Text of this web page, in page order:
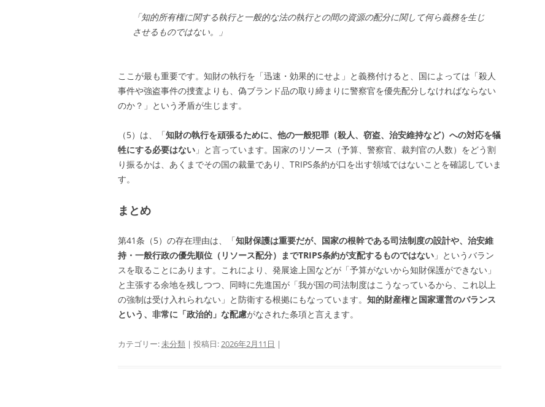
「知的所有権に関する執行と一般的な法の執行との間の資源の配分に関して何ら義務を生じ
させるものではない。」
ここが最も重要です。知財の執行を「迅速・効果的にせよ」と義務付けると、国によっては「殺人
事件や強盗事件の捜査よりも、偽ブランド品の取り締まりに警察官を優先配分しなければならない
のか？」という矛盾が生じます。
（5）は、「知財の執行を頑張るために、他の一般犯罪（殺人、窃盗、治安維持など）への対応を犠
牲にする必要はない 」と言っています。国家のリソース（予算、警察官、裁判官の人数）をどう割
り振るかは、あくまでその国の裁量であり、TRIPS条約が口を出す領域ではないことを確認していま
す。
まとめ
第41条（5）の存在理由は、「知財保護は重要だが、国家の根幹である司法制度の設計や、治安維
持・一般行政の優先順位（リソース配分）までTRIPS条約が支配するものではない 」というバラン
スを取ることにあります。これにより、発展途上国などが「予算がないから知財保護ができない」
と主張する余地を残しつつ、同時に先進国が「我が国の司法制度はこうなっているから、これ以上
の強制は受け入れられない」と防衛する根拠にもなっています。 知的財産権と国家運営のバランス
という、非常に「政治的」な配慮がなされた条項と言えます。
カテゴリー:未分類 | 投稿日:2026年2月11日 |